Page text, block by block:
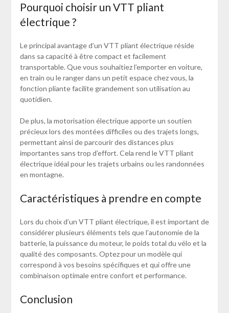
Pourquoi choisir un VTT pliant
électrique ?
Le principal avantage d’un VTT pliant électrique réside
dans sa capacité à être compact et facilement
transportable. Que vous souhaitiez l’emporter en voiture,
en train ou le ranger dans un petit espace chez vous, la
fonction pliante facilite grandement son utilisation au
quotidien.
De plus, la motorisation électrique apporte un soutien
précieux lors des montées difficiles ou des trajets longs,
permettant ainsi de parcourir des distances plus
importantes sans trop d’effort. Cela rend le VTT pliant
électrique idéal pour les trajets urbains ou les randonnées
en montagne.
Caractéristiques à prendre en compte
Lors du choix d’un VTT pliant électrique, il est important de
considérer plusieurs éléments tels que l’autonomie de la
batterie, la puissance du moteur, le poids total du vélo et la
qualité des composants. Optez pour un modèle qui
correspond à vos besoins spécifiques et qui offre une
combinaison optimale entre confort et performance.
Conclusion